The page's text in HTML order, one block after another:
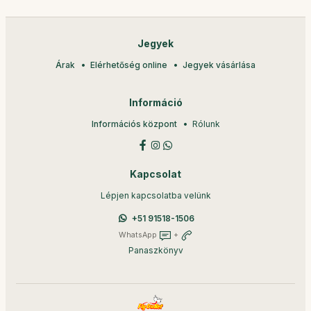
Jegyek
Árak Elérhetőség online Jegyek vásárlása
Információ
Információs központ Rólunk
Kapcsolat
Lépjen kapcsolatba velünk
+51 91518-1506
WhatsApp +
Panaszkönyv